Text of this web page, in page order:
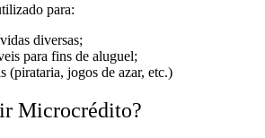
para:
diversas;
para fins de aluguel;
(pirataria, jogos de azar, etc.)
Microcrédito?